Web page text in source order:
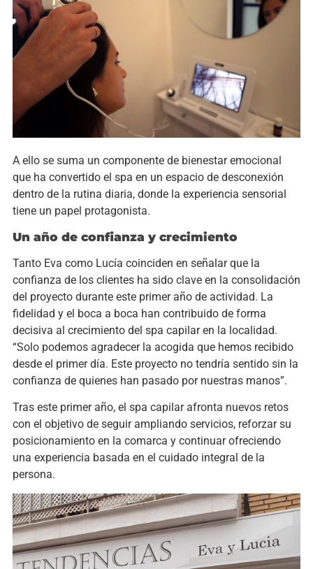
A ello se suma un componente de bienestar emocional
que ha convertido el spa en un espacio de desconexión
dentro de la rutina diaria, donde la experiencia sensorial
tiene un papel protagonista.
Un año de confianza y crecimiento
Tanto Eva como Lucía coinciden en señalar que la
confianza de los clientes ha sido clave en la consolidación
del proyecto durante este primer año de actividad. La
fidelidad y el boca a boca han contribuido de forma
decisiva al crecimiento del spa capilar en la localidad.
“Solo podemos agradecer la acogida que hemos recibido
desde el primer día. Este proyecto no tendría sentido sin la
confianza de quienes han pasado por nuestras manos”.
Tras este primer año, el spa capilar afronta nuevos retos
con el objetivo de seguir ampliando servicios, reforzar su
posicionamiento en la comarca y continuar ofreciendo
una experiencia basada en el cuidado integral de la
persona.